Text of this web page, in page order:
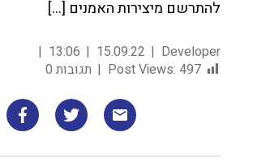
להתרשם מיצירות האמנים […]
Developer
15.09.22
13:06
Post Views: 497 תגובות 0